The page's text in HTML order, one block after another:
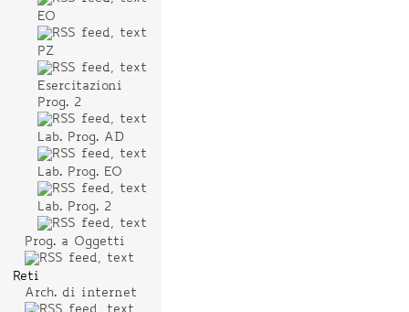
EO
PZ
Esercitazioni
Prog. 2
Lab. Prog. AD
Lab. Prog. EO
Lab. Prog. 2
Prog. a Oggetti
Reti
Arch. di internet